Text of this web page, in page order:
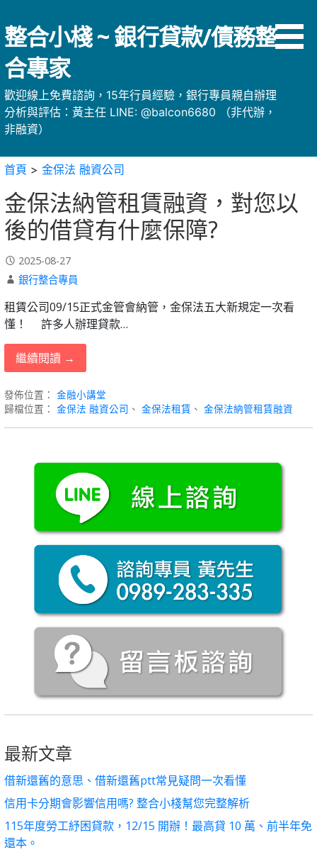
過
內
容
整合小棧 ~ 銀行貸款/債務整
合專家
歡迎線上免費諮詢，15年行員經驗，銀行專員親自辦理
分析與評估：黃主任 LINE: @balcon6680 （非代辦，
非融資）
首頁 >金保法 融資公司
金保法納管租賃融資，對您以
後的借貸有什麼保障?
2025-08-27
銀行整合專員
租賃公司09/15正式金管會納管，金保法五大新規定一次看
懂！ ⠀ 許多人辦理貸款…
繼續閱讀 →
發佈位置：金融小講堂
歸檔位置：金保法 融資公司 、金保法租賃 、金保法納管租賃融資
最新文章
借新還舊的意思、借新還舊ptt常見疑問一次看懂
信用卡分期會影響信用嗎? 整合小棧幫您完整解析
115年度勞工紓困貸款，12/15 開辦！最高貸 10 萬、前半年免
還本。